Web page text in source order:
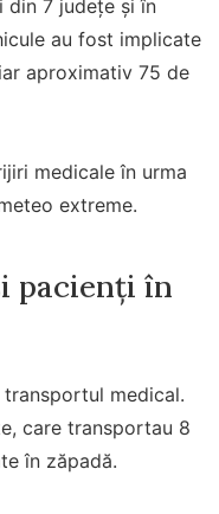
din 7 județe și în
au fost implicate
aproximativ 75 de
medicale în urma
extreme.
pacienți în
medical.
care transportau 8
în zăpadă.